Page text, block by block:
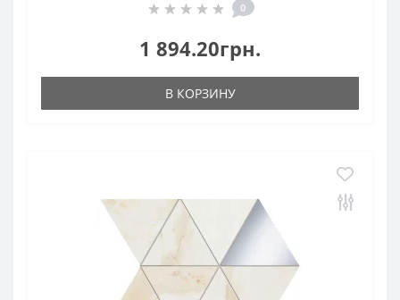
0
1 894.20грн.
В КОРЗИНУ